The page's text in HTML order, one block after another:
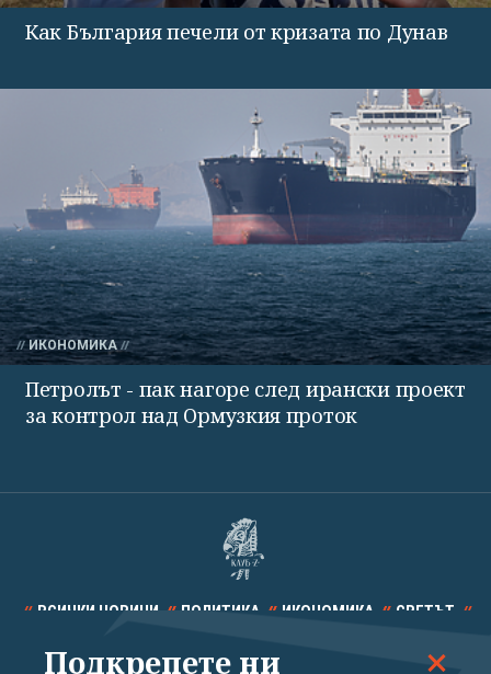
Как България печели от кризата по Дунав
ИКОНОМИКА
Петролът - пак нагоре след ирански проект
за контрол над Ормузкия проток
ВСИЧКИ НОВИНИ ПОЛИТИКА ИКОНОМИКА СВЕТЪТ
СПОРТ КУЛТУРА ТЕХНОЛОГИИ КАЛЕЙДОСКОП
Подкрепете ни